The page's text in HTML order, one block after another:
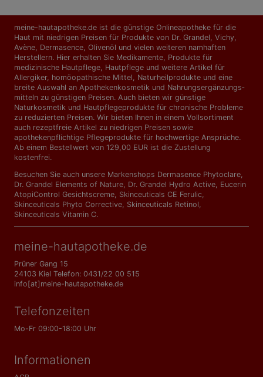
meine-hautapotheke.de ist die günstige Onlineapotheke für die
Haut mit niedrigen Preisen für Produkte von Dr. Grandel, Vichy,
Avène, Dermasence, Olivenöl und vielen weiteren namhaften
Herstellern. Hier erhalten Sie Medikamente, Produkte für
medizinische Hautpflege, Hautpflege und weitere Artikel für
Allergiker, homöopathische Mittel, Naturheilprodukte und eine
breite Auswahl an Apothekenkosmetik und Nahrungs­ergänzungs­
mitteln zu günstigen Preisen. Auch bieten wir günstige
Naturkosmetik und Hautpflegeprodukte für chronische Probleme
zu reduzierten Preisen. Wir bieten Ihnen in einem Vollsortiment
auch rezeptfreie Artikel zu niedrigen Preisen sowie
apothekenpflichtige Pflegeprodukte für hochwertige Ansprüche.
Ab einem Bestellwert von 129,00 EUR ist die Zustellung
kostenfrei.
Besuchen Sie auch unsere Markenshops Dermasence Phytoclare
Dr. Grandel Elements of Nature Dr. Grandel Hydro Active Eucerin
AtopiControl Gesichtscreme Skinceuticals CE Ferulic
Skinceuticals Phyto Corrective Skinceuticals Retinol
Skinceuticals Vitamin C.
meine-hautapotheke.de
Prüner Gang 15
24103 Kiel Telefon: 0431/22 00 515
info[at]meine-hautapotheke.de
Telefonzeiten
Mo-Fr 09:00-18:00 Uhr
Informationen